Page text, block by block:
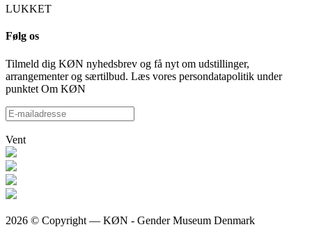
LUKKET
Følg os
Tilmeld dig KØN nyhedsbrev og få nyt om udstillinger,
arrangementer og særtilbud. Læs vores persondatapolitik under
punktet Om KØN
Vent
2026 © Copyright — KØN - Gender Museum Denmark